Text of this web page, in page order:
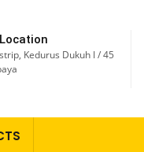
Kedurus Dukuh I / 45